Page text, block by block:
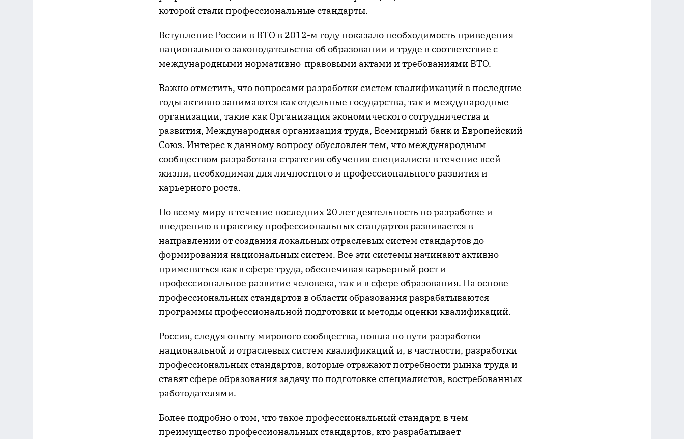
которой стали профессиональные стандарты.
Вступление России в ВТО в 2012-м году показало необходимость приведения
национального законодательства об образовании и труде в соответствие с
международными нормативно-правовыми актами и требованиями ВТО.
Важно отметить, что вопросами разработки систем квалификаций в последние
годы активно занимаются как отдельные государства, так и международные
организации, такие как Организация экономического сотрудничества и
развития, Международная организация труда, Всемирный банк и Европейский
Союз. Интерес к данному вопросу обусловлен тем, что международным
сообществом разработана стратегия обучения специалиста в течение всей
жизни, необходимая для личностного и профессионального развития и
карьерного роста.
По всему миру в течение последних 20 лет деятельность по разработке и
внедрению в практику профессиональных стандартов развивается в
направлении от создания локальных отраслевых систем стандартов до
формирования национальных систем. Все эти системы начинают активно
применяться как в сфере труда, обеспечивая карьерный рост и
профессиональное развитие человека, так и в сфере образования. На основе
профессиональных стандартов в области образования разрабатываются
программы профессиональной подготовки и методы оценки квалификаций.
Россия, следуя опыту мирового сообщества, пошла по пути разработки
национальной и отраслевых систем квалификаций и, в частности, разработки
профессиональных стандартов, которые отражают потребности рынка труда и
ставят сфере образования задачу по подготовке специалистов, востребованных
работодателями.
Более подробно о том, что такое профессиональный стандарт, в чем
преимущество профессиональных стандартов, кто разрабатывает